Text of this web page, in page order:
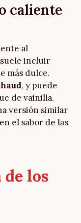
caliente
al
incluir
más dulce.
, y puede
de vainilla.
versión similar
el sabor de las
los